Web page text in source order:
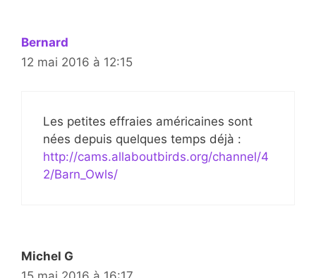
Bernard
12 mai 2016 à 12:15
Les petites effraies américaines sont
nées depuis quelques temps déjà :
http://cams.allaboutbirds.org/channel/4
2/Barn_Owls/
Michel G